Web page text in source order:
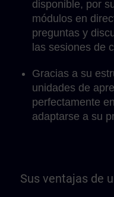
disponible, por
módulos en
preguntas y
las sesiones de
Gracias a su
unidades de
perfectamente
adaptarse a su
Sus ventajas de